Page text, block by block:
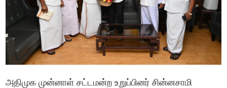
அதிமுக முன்னாள் சட்டமன்ற உறுப்பினர் சின்னசாமி